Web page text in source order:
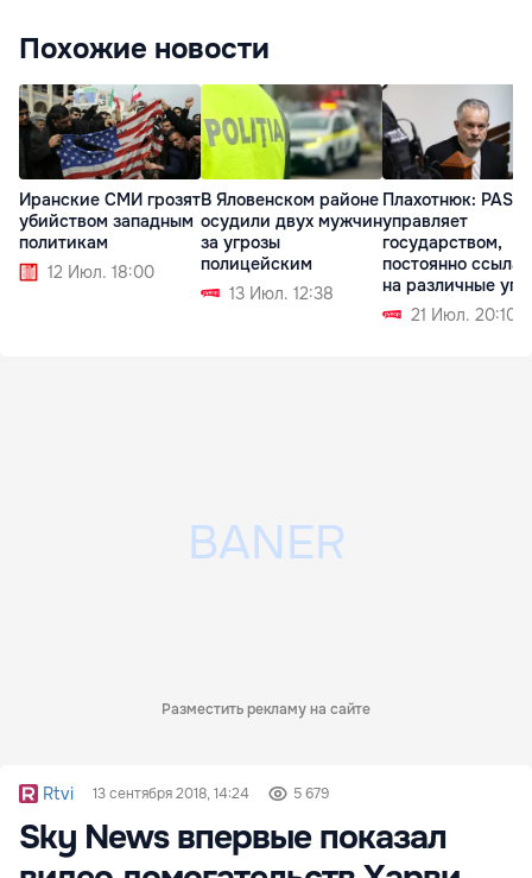
Похожие новости
Иранские СМИ грозят
убийством западным
политикам
12 Июл. 18:00
В Яловенском районе
осудили двух мужчин
за угрозы
полицейским
13 Июл. 12:38
Плахотнюк: PAS
управляет
государством,
постоянно
на различные
21 Июл. 20:10
Разместить рекламу на сайте
Rtvi 13 сентября 2018, 14:24 5 679
Sky News впервые показал